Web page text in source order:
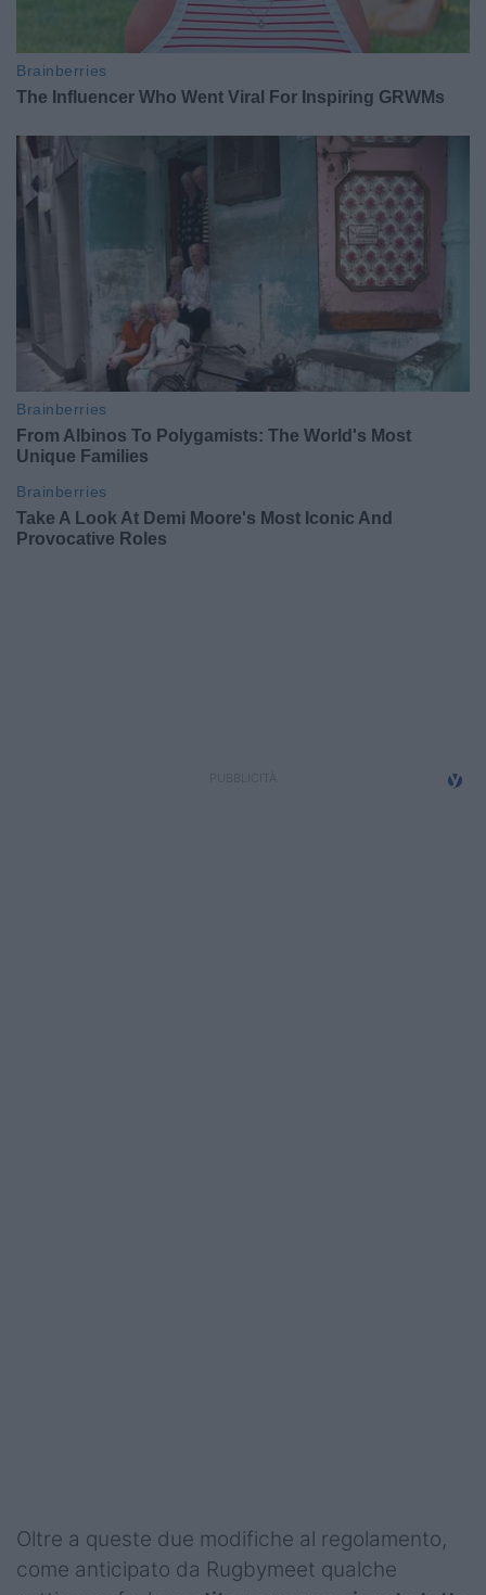
Oltre a queste due modifiche al regolamento,
come anticipato da Rugbymeet qualche